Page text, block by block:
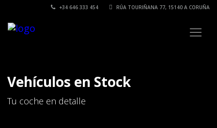
+34 646 333 454 RÚA TOURIÑANA 77, 15140 A CORUÑA
Vehículos en Stock
Tu coche en detalle